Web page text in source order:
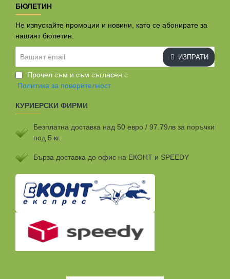
БЮЛЕТИН
Не изпускайте промоции и новини, като се абонирате за
нашият бюлетин.
email
ИЗПРАТИ
Прочел съм и съм съгласен с
Политика за поверителност
КУРИЕРСКИ ФИРМИ
Безплатна доставка над 50 евро / 97.79лв за поръчки
под 5 кг.
Бързa доставка до офис на ЕКОНТ и SPEEDY